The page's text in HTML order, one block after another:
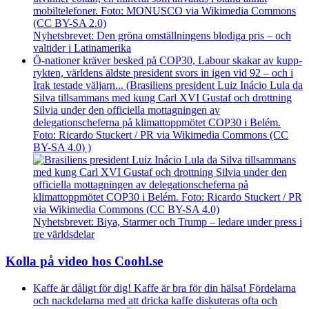
Nyhetsbrevet: Den gröna omställningens blodiga pris – och
valtider i Latinamerika
Ö-nationer kräver besked på COP30, Labour skakar av kupp­
rykten, världens äldste president svors in igen vid 92 – och i
Irak testade väljarn... (Brasiliens president Luiz Inácio Lula da
Silva tillsammans med kung Carl XVI Gustaf och drottning
Silvia under den officiella mottagningen av
delegationscheferna på klimattoppmötet COP30 i Belém.
Foto: Ricardo Stuckert / PR via Wikimedia Commons (CC
BY-SA 4.0) )
Nyhetsbrevet: Biya, Starmer och Trump – ledare under press i
tre världsdelar
Kolla på video hos Coohl.se
Kaffe är dåligt för dig! Kaffe är bra för din hälsa! Fördelarna
och nackdelarna med att dricka kaffe diskuteras ofta och